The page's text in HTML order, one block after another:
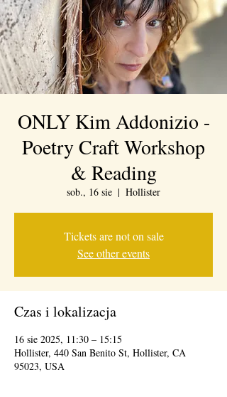
ONLY Kim Addonizio -
Poetry Craft Workshop
& Reading
sob., 16 sie
  |
Hollister
Tickets are not on sale
See other events
Czas i lokalizacja
16 sie 2025, 11:30 – 15:15
Hollister, 440 San Benito St, Hollister, CA
95023, USA